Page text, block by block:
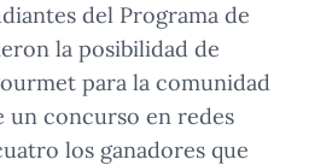
del Programa de
la posibilidad de
para la comunidad
un concurso en redes
los ganadores que